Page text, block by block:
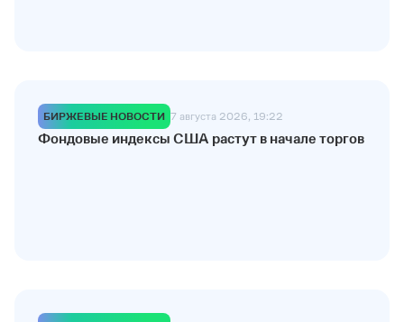
БИРЖЕВЫЕ НОВОСТИ 7 августа 2026, 19:22
Фондовые индексы США растут в начале торгов